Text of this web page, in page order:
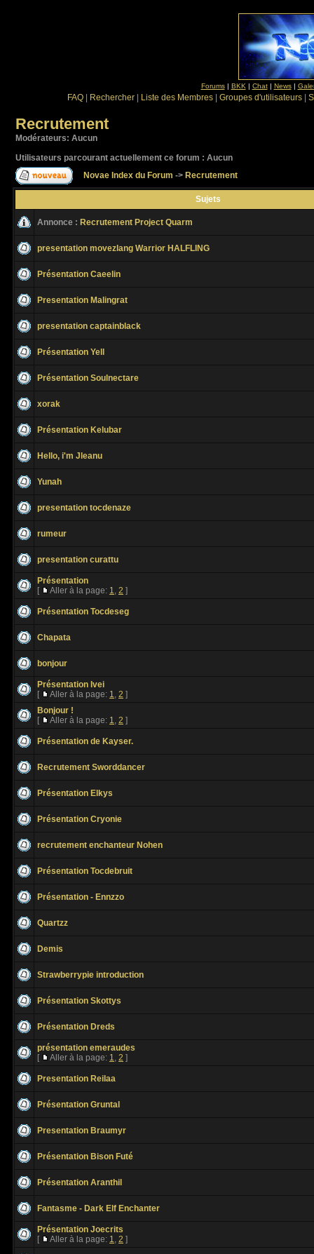
Forums| BKK | Chat| News|
FAQ Rechercher Liste des Membres Groupes d'utilisateurs
Recrutement
Modérateurs: Aucun
Utilisateurs parcourant actuellement ce forum : Aucun
Novae Index du Forum -> Recrutement
Sujets
Annonce : Recrutement Project Quarm
presentation movezlang Warrior HALFLING
Présentation Caeelin
Presentation Malingrat
presentation captainblack
Présentation Yell
Présentation Soulnectare
xorak
Présentation Kelubar
Hello, i'm Jleanu
Yunah
presentation tocdenaze
rumeur
presentation curattu
Présentation
[
Aller à la page: 1, 2 ]
Présentation Tocdeseg
Chapata
bonjour
Présentation Ivei
[
Aller à la page: 1, 2 ]
Bonjour !
[
Aller à la page: 1, 2 ]
Présentation de Kayser.
Recrutement Sworddancer
Présentation Elkys
Présentation Cryonie
recrutement enchanteur Nohen
Présentation Tocdebruit
Présentation - Ennzzo
Quartzz
Demis
Strawberrypie introduction
Présentation Skottys
Présentation Dreds
présentation emeraudes
[
Aller à la page: 1, 2 ]
Presentation Reilaa
Présentation Gruntal
Presentation Braumyr
Présentation Bison Futé
Présentation Aranthil
Fantasme - Dark Elf Enchanter
Présentation Joecrits
[
Aller à la page: 1, 2 ]